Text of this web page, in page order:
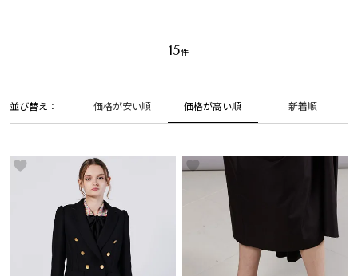
並び替え 価格が安い順 価格が高い順 新着順
15